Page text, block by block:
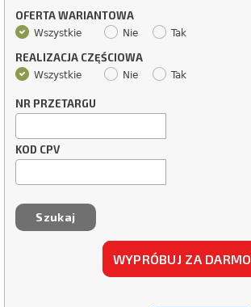
OFERTA WARIANTOWA
Wszystkie Nie Tak
REALIZACJA CZĘŚCIOWA
Wszystkie Nie Tak
NR PRZETARGU
KOD CPV
WYPRÓBUJ ZA DARMO